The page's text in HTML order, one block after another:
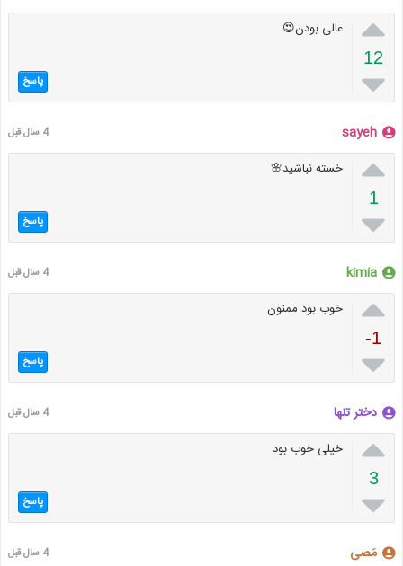

12

عالی بودن😍
پاسخ
sayeh 4 سال قبل

1

خسته نباشید🌸
پاسخ
kimia 4 سال قبل

-1

خوب بود ممنون
پاسخ
دختر تنها 4 سال قبل

3

خیلی خوب بود
پاسخ
مَصی 4 سال قبل